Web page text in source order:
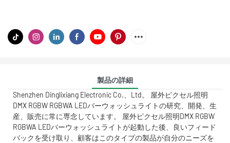
製品の詳細
Shenzhen Dinglixiang Electronic Co.、Ltd。 屋外ピクセル照明
DMX RGBW RGBWA LEDバーウォッシュライトの研究、開発、生
産、販売に常に専念しています。 屋外ピクセル照明DMX RGBW
RGBWA LEDバーウォッシュライトが起動した後、良いフィード
バックを受け取り、顧客はこのタイプの製品が自分のニーズを